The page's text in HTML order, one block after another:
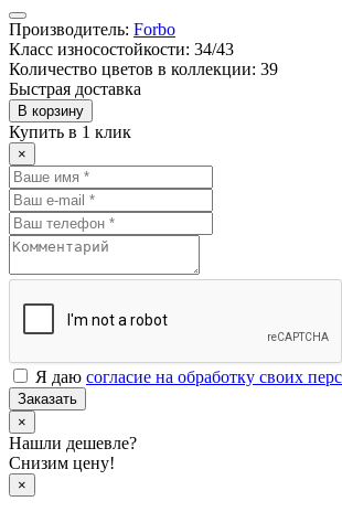
Производитель: Forbo
Класс износостойкости: 34/43
Количество цветов в коллекции: 39
Быстрая доставка
В корзину
Купить в 1 клик
×
Я даю согласие на обработку своих
Заказать
×
Нашли дешевле?
Снизим цену!
×